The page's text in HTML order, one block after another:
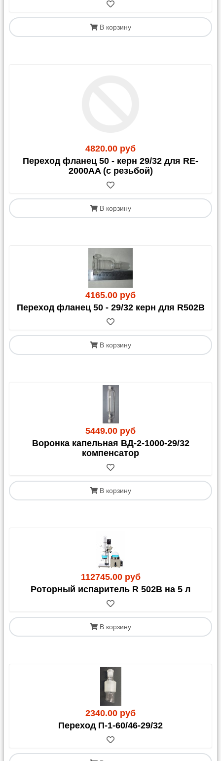
В корзину
4820.00 руб
Переход фланец 50 - керн 29/32 для RE-
2000AA (с резьбой)
В корзину
4165.00 руб
Переход фланец 50 - 29/32 керн для R502B
В корзину
5449.00 руб
Воронка капельная ВД-2-1000-29/32
компенсатор
В корзину
112745.00 руб
Роторный испаритель R 502В на 5 л
В корзину
2340.00 руб
Переход П-1-60/46-29/32